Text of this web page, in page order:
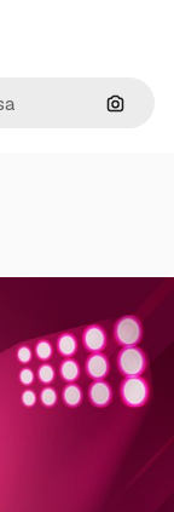
Cerca